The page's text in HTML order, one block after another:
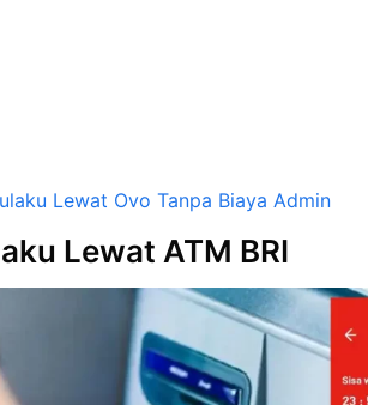
Lewat Ovo Tanpa Biaya Admin
Lewat ATM BRI